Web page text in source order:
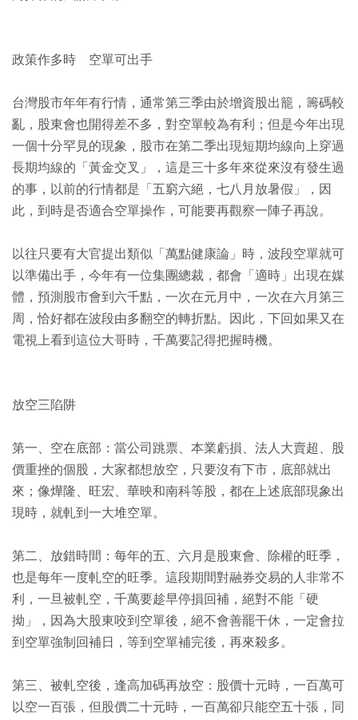
政策作多時 空單可出手
台灣股市年年有行情，通常第三季由於增資股出籠，籌碼較
亂，股東會也開得差不多，對空單較為有利；但是今年出現
一個十分罕見的現象，股市在第二季出現短期均線向上穿過
長期均線的「黃金交叉」，這是三十多年來從來沒有發生過
的事，以前的行情都是「五窮六絕，七八月放暑假」，因
此，到時是否適合空單操作，可能要再觀察一陣子再說。
以往只要有大官提出類似「萬點健康論」時，波段空單就可
以準備出手，今年有一位集團總裁，都會「適時」出現在媒
體，預測股市會到六千點，一次在元月中，一次在六月第三
周，恰好都在波段由多翻空的轉折點。因此，下回如果又在
電視上看到這位大哥時，千萬要記得把握時機。
放空三陷阱
第一、空在底部：當公司跳票、本業虧損、法人大賣超、股
價重挫的個股，大家都想放空，只要沒有下市，底部就出
來；像燁隆、旺宏、華映和南科等股，都在上述底部現象出
現時，就軋到一大堆空單。
第二、放錯時間：每年的五、六月是股東會、除權的旺季，
也是每年一度軋空的旺季。這段期間對融券交易的人非常不
利，一旦被軋空，千萬要趁早停損回補，絕對不能「硬
拗」，因為大股東咬到空單後，絕不會善罷干休，一定會拉
到空單強制回補日，等到空單補完後，再來殺多。
第三、被軋空後，逢高加碼再放空：股價十元時，一百萬可
以空一百張，但股價二十元時，一百萬卻只能空五十張，同